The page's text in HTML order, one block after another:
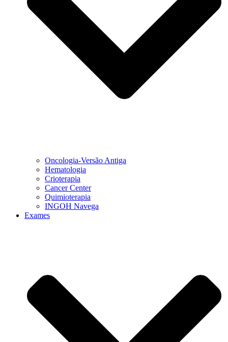
Oncologia-Versão Antiga
Hematologia
Crioterapia
Cancer Center
Quimioterapia
INGOH Navega
Exames